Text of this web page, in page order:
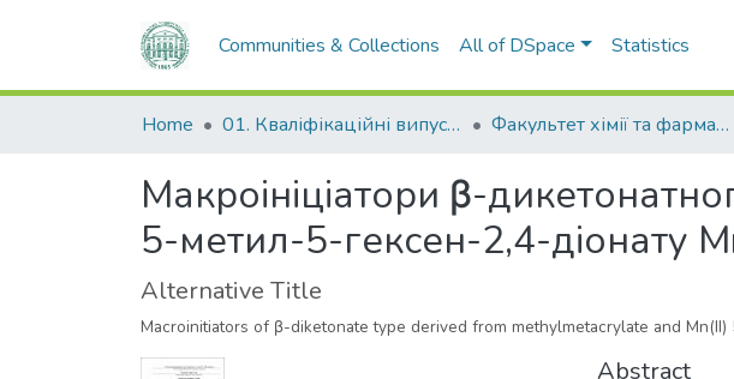
Communities & Collections All of DSpace Statistics
Home 01. Кваліфікаційні випускні роботи здобувачів вищої освіти Факультет хімії та фармації
Макроініціатори β-
5-метил-5-гексен-2,4-діонату
Alternative Title
Macroinitiators of β-diketonate type derived from methylmetacrylate and
Abstract